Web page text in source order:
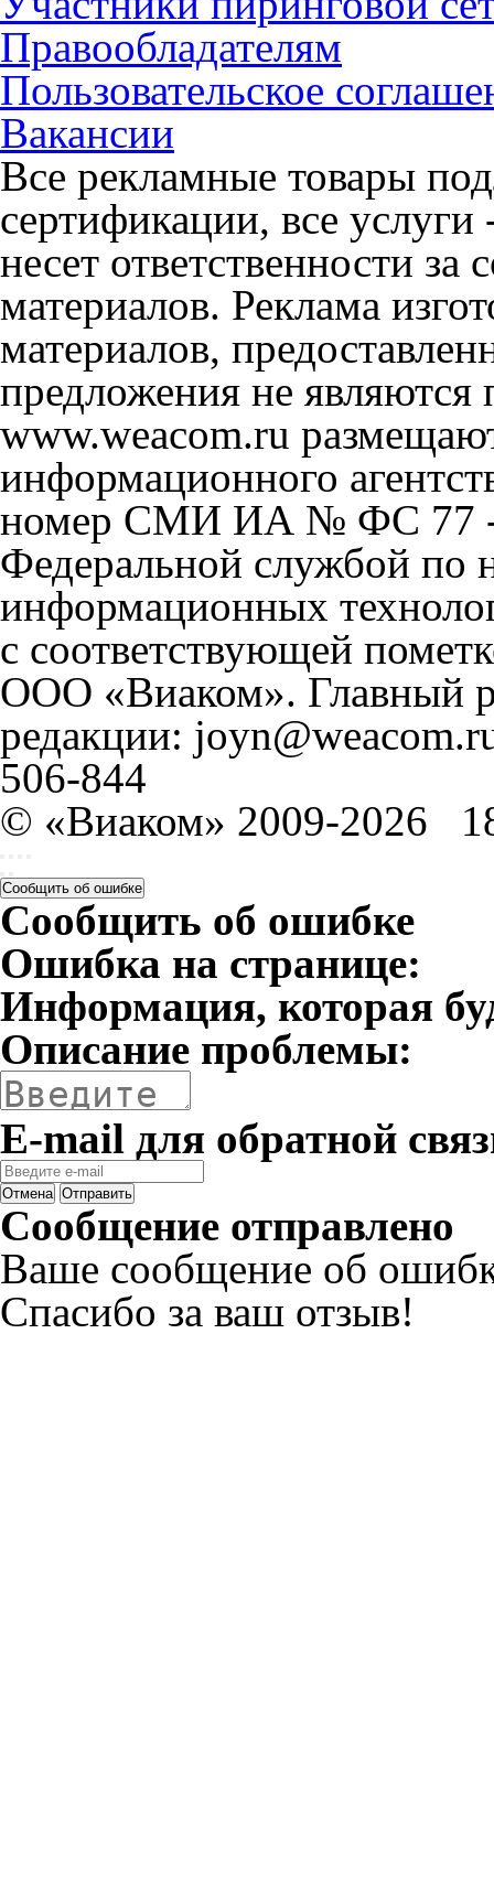
Правообладателям
Пользовательское
Вакансии
Все рекламные товары
сертификации, все
несет ответственности
материалов. Реклама
материалов,
предложения не
www.weacom.ru
информационного
номер СМИ ИА № ФС 77 -
Федеральной службой по
информационных
с соответствующей
ООО «Виаком». Главный
редакции:
506-844
© «Виаком» 2009-2026
Сообщить об ошибке
Сообщить об ошибке
Ошибка на странице:
Информация, которая
Описание проблемы:
E-mail для обратной
Отмена Отправить
Сообщение отправлено
Ваше сообщение об
Спасибо за ваш отзыв!